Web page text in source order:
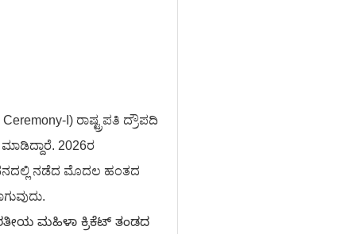
I) ರಾಷ್ಟ್ರಪತಿ ದ್ರೌಪದಿ
2026ರ
ಭವನದಲ್ಲಿ ನಡೆದ ಮೊದಲ ಹಂತದ
ಮಹಿಳಾ ಕ್ರಿಕೆಟ್ ತಂಡದ